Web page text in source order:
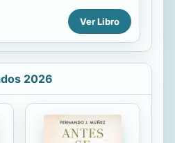
and experience His
working power in your own
entre las Iglesias.
Ver Libro
2026